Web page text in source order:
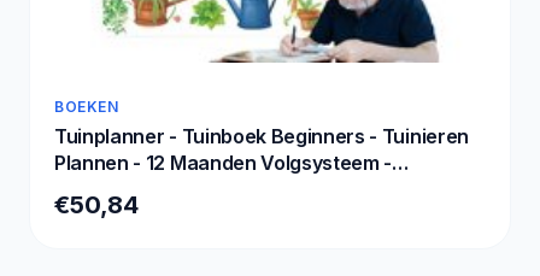
BOEKEN
Tuinplanner - Tuinboek Beginners - Tuinieren
Plannen - 12 Maanden Volgsysteem -
€50,84